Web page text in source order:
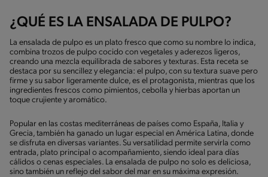
¿QUÉ ES LA ENSALADA DE PULPO?
La ensalada de pulpo es un plato fresco que como su nombre lo indica,
combina trozos de pulpo cocido con vegetales y aderezos ligeros,
creando una mezcla equilibrada de sabores y texturas. Esta receta se
destaca por su sencillez y elegancia: el pulpo, con su textura suave pero
firme y su sabor ligeramente dulce, es el protagonista, mientras que los
ingredientes frescos como pimientos, cebolla y hierbas aportan un
toque crujiente y aromático.
Popular en las costas mediterráneas de países como España, Italia y
Grecia, también ha ganado un lugar especial en América Latina, donde
se disfruta en diversas variantes. Su versatilidad permite servirla como
entrada, plato principal o acompañamiento, siendo ideal para días
cálidos o cenas especiales. La ensalada de pulpo no solo es deliciosa,
sino también un reflejo del sabor del mar en su máxima expresión.